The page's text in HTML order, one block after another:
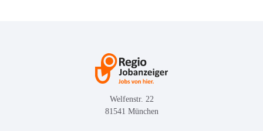
Welfenstr. 22
81541 München